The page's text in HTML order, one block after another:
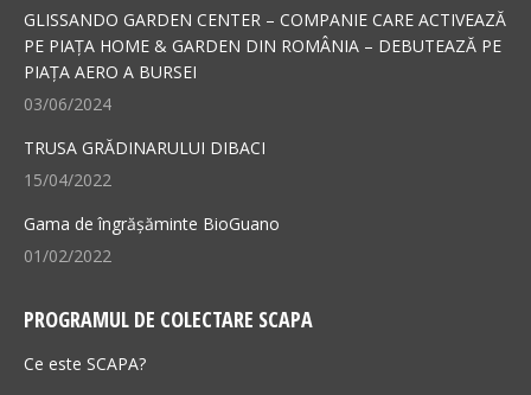
in
new
window
in
new
window
GLISSANDO GARDEN CENTER – COMPANIE CARE ACTIVEAZĂ
PE PIAȚA HOME & GARDEN DIN ROMÂNIA – DEBUTEAZĂ PE
PIAȚA AERO A BURSEI
03/06/2024
TRUSA GRĂDINARULUI DIBACI
15/04/2022
Gama de îngrășăminte BioGuano
01/02/2022
PROGRAMUL DE COLECTARE SCAPA
Ce este SCAPA?